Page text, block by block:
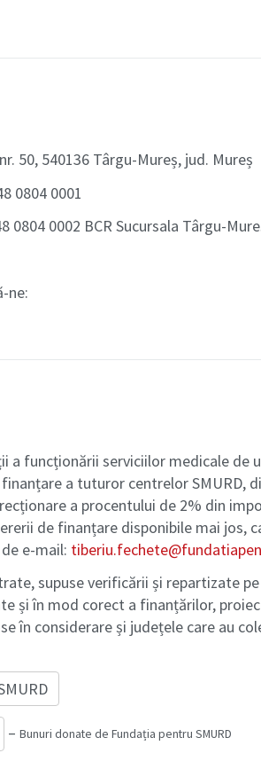
50, 540136 Târgu-Mureș, jud. Mureș
0804 0001
0804 0002 BCR Sucursala Târgu-
ne:
a funcționării serviciilor medicale de
a tuturor centrelor SMURD,
a procentului de 2% din
de finanțare disponibile mai jos,
e-mail:
supuse verificării și repartizate pe
și în mod corect a finanțărilor,
în considerare și județele care au
–Bunuri donate de Fundația pentru SMURD